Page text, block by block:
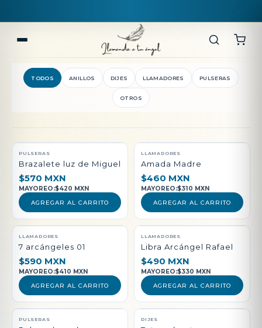
TODOS ANILLOS DIJES LLAMADORES PULSERAS
OTROS
QUEDAN POCAS PIEZAS
PULSERAS
Brazalete luz de Miguel
$570 MXN
MAYOREO:$420 MXN
AGREGAR AL CARRITO
LLAMADORES
Amada Madre
$460 MXN
MAYOREO:$310 MXN
AGREGAR AL CARRITO
LLAMADORES
7 arcángeles 01
$590 MXN
MAYOREO:$410 MXN
AGREGAR AL CARRITO
LLAMADORES
Libra Arcángel Rafael
$490 MXN
MAYOREO:$330 MXN
AGREGAR AL CARRITO
PULSERAS DIJES